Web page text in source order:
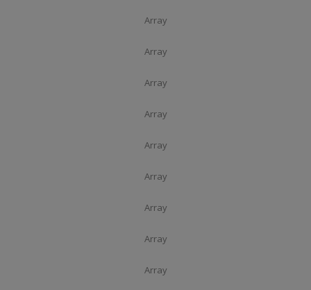
Array
Array
Array
Array
Array
Array
Array
Array
Array